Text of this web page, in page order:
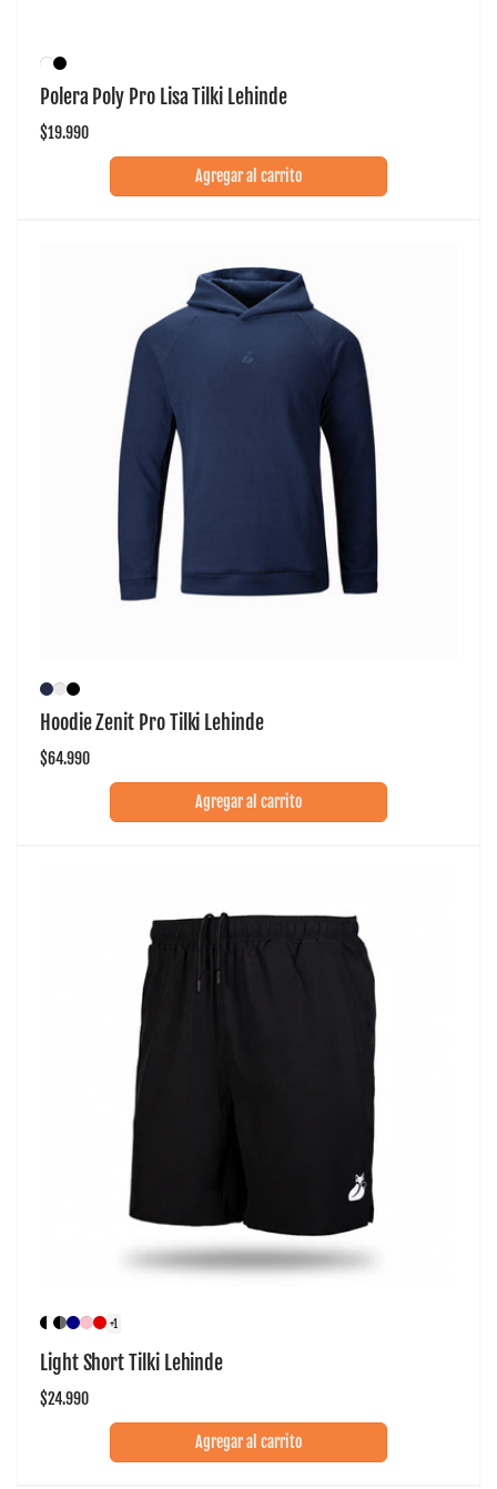
Polera Poly Pro Lisa Tilki Lehinde
Precio
$19.990
Agregar al carrito
Hoodie Zenit Pro Tilki Lehinde
Precio
$64.990
Agregar al carrito
Light Short Tilki Lehinde
Precio
$24.990
+1
Agregar al carrito